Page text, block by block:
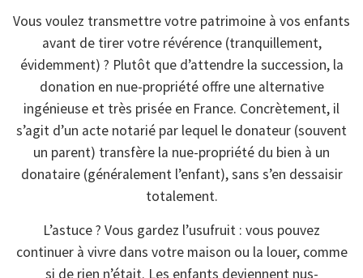
Vous voulez transmettre votre patrimoine à vos enfants
avant de tirer votre révérence (tranquillement,
évidemment) ? Plutôt que d’attendre la succession, la
donation en nue-propriété offre une alternative
ingénieuse et très prisée en France. Concrètement, il
s’agit d’un acte notarié par lequel le donateur (souvent
un parent) transfère la nue-propriété du bien à un
donataire (généralement l’enfant), sans s’en dessaisir
totalement.
L’astuce ? Vous gardez l’usufruit : vous pouvez
continuer à vivre dans votre maison ou la louer, comme
si de rien n’était. Les enfants deviennent nus-